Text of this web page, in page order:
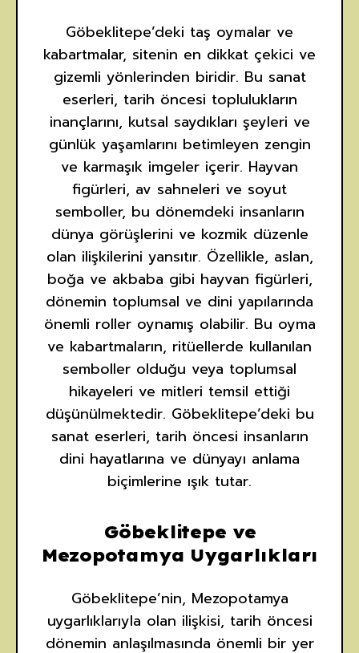
Göbeklitepe’deki taş oymalar ve
kabartmalar, sitenin en dikkat çekici ve
gizemli yönlerinden biridir. Bu sanat
eserleri, tarih öncesi toplulukların
inançlarını, kutsal saydıkları şeyleri ve
günlük yaşamlarını betimleyen zengin
ve karmaşık imgeler içerir. Hayvan
figürleri, av sahneleri ve soyut
semboller, bu dönemdeki insanların
dünya görüşlerini ve kozmik düzenle
olan ilişkilerini yansıtır. Özellikle, aslan,
boğa ve akbaba gibi hayvan figürleri,
dönemin toplumsal ve dini yapılarında
önemli roller oynamış olabilir. Bu oyma
ve kabartmaların, ritüellerde kullanılan
semboller olduğu veya toplumsal
hikayeleri ve mitleri temsil ettiği
düşünülmektedir. Göbeklitepe’deki bu
sanat eserleri, tarih öncesi insanların
dini hayatlarına ve dünyayı anlama
biçimlerine ışık tutar.
Göbeklitepe ve
Mezopotamya Uygarlıkları
Göbeklitepe’nin, Mezopotamya
uygarlıklarıyla olan ilişkisi, tarih öncesi
dönemin anlaşılmasında önemli bir yer